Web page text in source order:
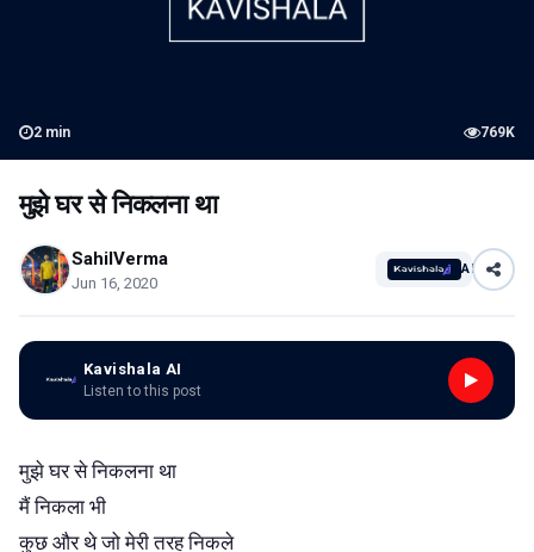
2 min 769K
मुझे घर से निकलना था
SahilVerma
Jun 16, 2020
AI
Kavishala AI
Listen to this post
मुझे घर से निकलना था
मैं निकला भी
कुछ और थे जो मेरी तरह निकले